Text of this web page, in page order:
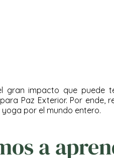
gran impacto que puede
Paz Exterior. Por ende,
por el mundo entero.
a